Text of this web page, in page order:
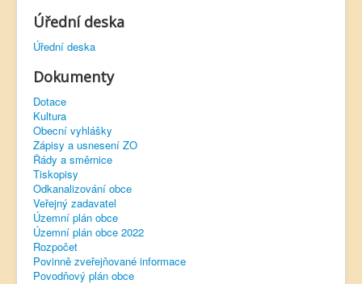
Úřední deska
Úřední deska
Dokumenty
Dotace
Kultura
Obecní vyhlášky
Zápisy a usnesení ZO
Řády a směrnice
Tiskopisy
Odkanalizování obce
Veřejný zadavatel
Územní plán obce
Územní plán obce 2022
Rozpočet
Povinně zveřejňované informace
Povodňový plán obce